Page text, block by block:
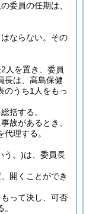
委員の任期は、
ならない。 その
人を置き、委員
長は、高島保健
のうち1人をもっ
括する。
故があるとき、
理する。
う。)は、委員長
開くことができ
って決し、可否